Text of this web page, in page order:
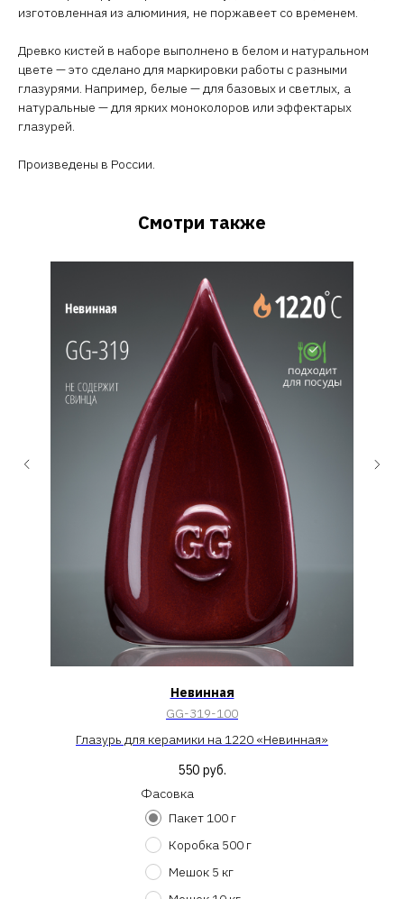
изготовленная из алюминия, не поржавеет со временем.
Древко кистей в наборе выполнено в белом и натуральном
цвете — это сделано для маркировки работы с разными
глазурями. Например, белые — для базовых и светлых, а
натуральные — для ярких моноколоров или эффектарых
глазурей.
Произведены в России.
Смотри также
Невинная
GG-319-100
Глазурь для керамики на 1220 «Невинная»
550 руб.
Фасовка
Пакет 100 г
Коробка 500 г
Мешок 5 кг